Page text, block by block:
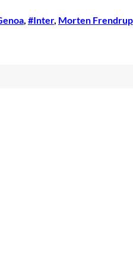
, #Inter, Morten Frendrup